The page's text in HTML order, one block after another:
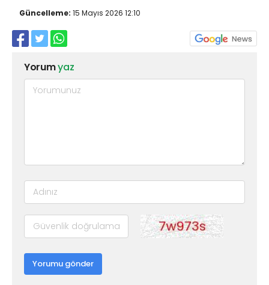
Güncelleme: 15 Mayıs 2026 12:10
Yorumyaz
Yorumu gönder